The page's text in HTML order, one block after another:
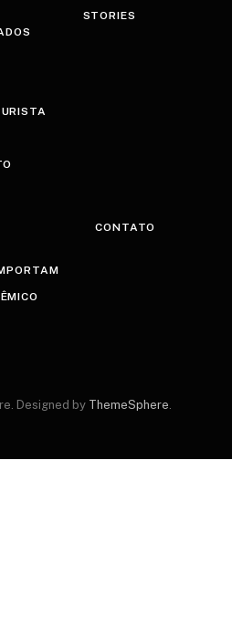
STORIES
CONTATO
Designed by ThemeSphere